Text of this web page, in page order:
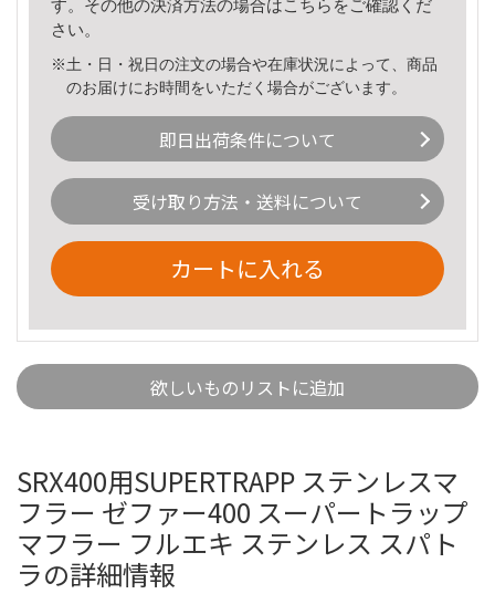
す。その他の決済方法の場合はこちら をご確認くだ
さい。
※土・日・祝日の注文の場合や在庫状況によって、商品
のお届けにお時間をいただく場合がございます。
即日出荷条件について
受け取り方法・送料について
カートに入れる
欲しいものリストに追加
SRX400用SUPERTRAPP ステンレスマ
フラー ゼファー400 スーパートラップ
マフラー フルエキ ステンレス スパト
ラの詳細情報